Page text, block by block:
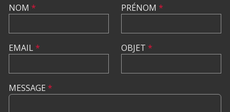
NOM *
EMAIL*
PRÉNOM *
OBJET *
MESSAGE *